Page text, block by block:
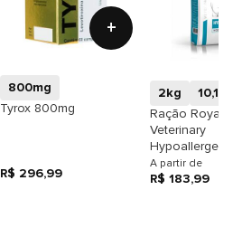
+
800mg
Tyrox 800mg
R$ 296,99
2kg
10,1kg
Ração Royal
Veterinary
Moderate
Cães
A partir de
R$ 183,99